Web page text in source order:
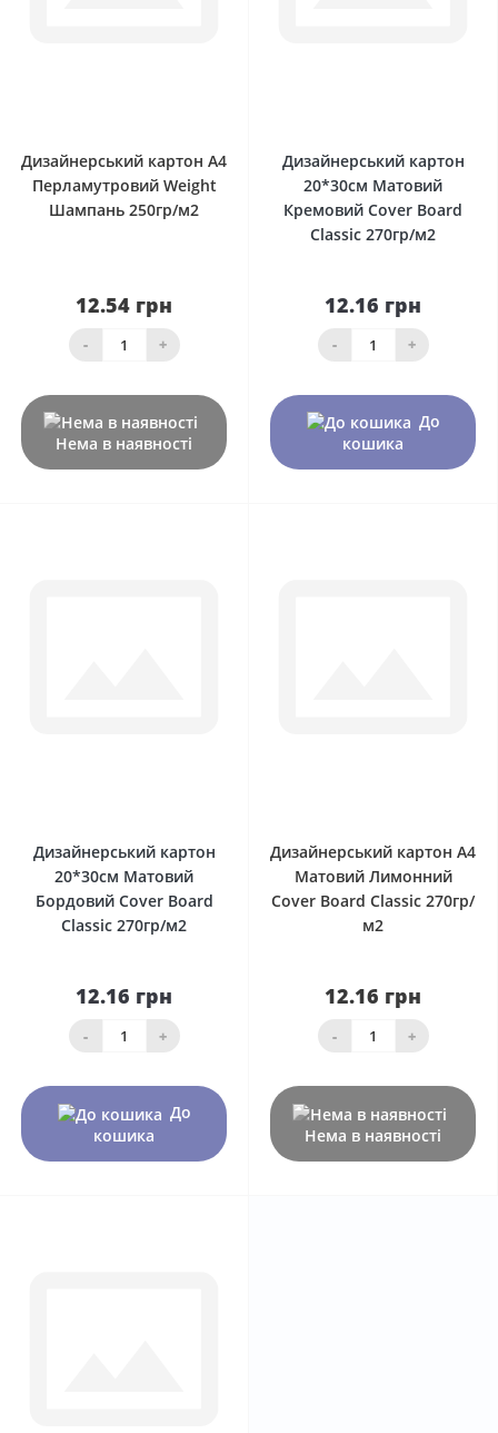
Дизайнерський картон А4
Перламутровий Weight
Шампань 250гр/м2
12.54 грн
- +
Нема в наявності
Дизайнерський картон
20*30см Матовий
Кремовий Сover Board
Classic 270гр/м2
12.16 грн
- +
До
кошика
Дизайнерський картон
20*30см Матовий
Бордовий Сover Board
Classic 270гр/м2
12.16 грн
- +
До
кошика
Дизайнерський картон А4
Матовий Лимонний
Сover Board Classic 270гр/
м2
12.16 грн
- +
Нема в наявності